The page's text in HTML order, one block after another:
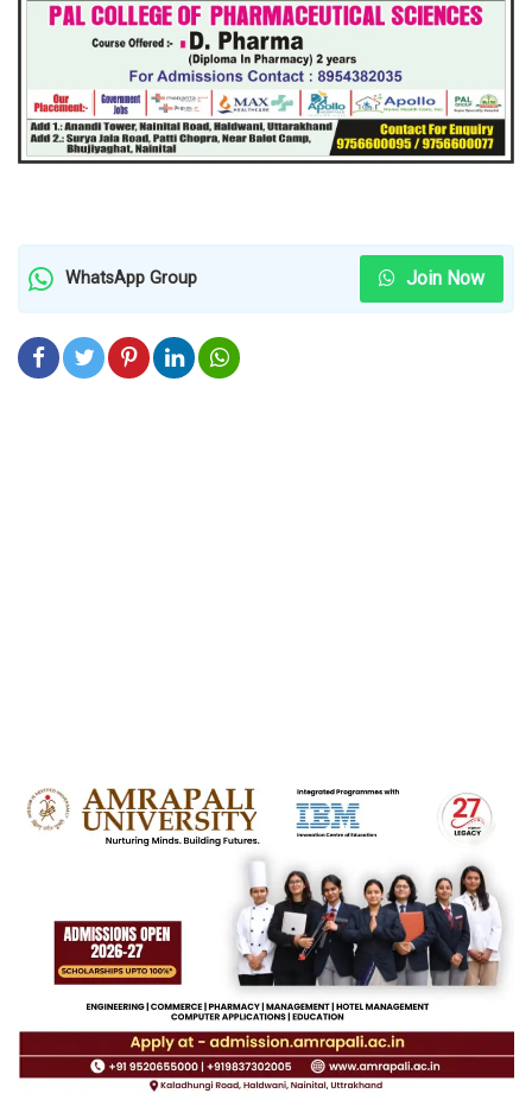
WhatsApp Group Join Now